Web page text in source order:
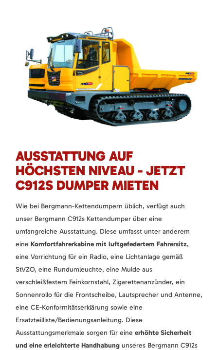
AUSSTATTUNG AUF
HÖCHSTEN NIVEAU - JETZT
C912S DUMPER MIETEN
Wie bei Bergmann-Kettendumpern üblich, verfügt auch
unser Bergmann C912s Kettendumper über eine
umfangreiche Ausstattung. Diese umfasst unter anderem
eine Komfortfahrerkabine mit luftgefedertem Fahrersitz,
eine Vorrichtung für ein Radio, eine Lichtanlage gemäß
StVZO, eine Rundumleuchte, eine Mulde aus
verschleißfestem Feinkornstahl, Zigarettenanzünder, ein
Sonnenrollo für die Frontscheibe, Lautsprecher und Antenne,
eine CE-Konformitätserklärung sowie eine
Ersatzteilliste/Bedienungsanleitung. Diese
Ausstattungsmerkmale sorgen für eine erhöhte Sicherheit
und eine erleichterte Handhabung unseres Bergmann C912s